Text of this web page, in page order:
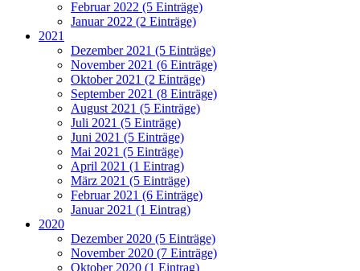
Februar 2022 (5 Einträge)
Januar 2022 (2 Einträge)
2021
Dezember 2021 (5 Einträge)
November 2021 (6 Einträge)
Oktober 2021 (2 Einträge)
September 2021 (8 Einträge)
August 2021 (5 Einträge)
Juli 2021 (5 Einträge)
Juni 2021 (5 Einträge)
Mai 2021 (5 Einträge)
April 2021 (1 Eintrag)
März 2021 (5 Einträge)
Februar 2021 (6 Einträge)
Januar 2021 (1 Eintrag)
2020
Dezember 2020 (5 Einträge)
November 2020 (7 Einträge)
Oktober 2020 (1 Eintrag)